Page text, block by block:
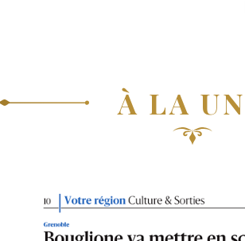
À LA
Photo
principale